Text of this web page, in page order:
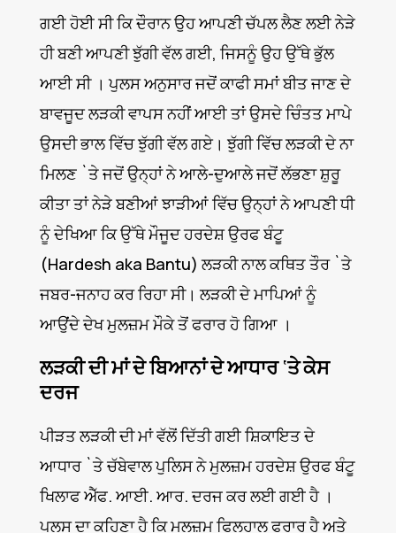
ਗਈ ਹੋਈ ਸੀ ਕਿ ਦੌਰਾਨ ਉਹ ਆਪਣੀ ਚੱਪਲ ਲੈਣ ਲਈ ਨੇੜੇ
ਹੀ ਬਣੀ ਆਪਣੀ ਝੁੱਗੀ ਵੱਲ ਗਈ, ਜਿਸਨੂੰ ਉਹ ਉੱਥੇ ਭੁੱਲ
ਆਈ ਸੀ । ਪੁਲਸ ਅਨੁਸਾਰ ਜਦੋਂ ਕਾਫੀ ਸਮਾਂ ਬੀਤ ਜਾਣ ਦੇ
ਬਾਵਜੂਦ ਲੜਕੀ ਵਾਪਸ ਨਹੀਂ ਆਈ ਤਾਂ ਉਸਦੇ ਚਿੰਤਤ ਮਾਪੇ
ਉਸਦੀ ਭਾਲ ਵਿੱਚ ਝੁੱਗੀ ਵੱਲ ਗਏ। ਝੁੱਗੀ ਵਿੱਚ ਲੜਕੀ ਦੇ ਨਾ
ਮਿਲਣ `ਤੇ ਜਦੋਂ ਉਨ੍ਹਾਂ ਨੇ ਆਲੇ-ਦੁਆਲੇ ਜਦੋਂ ਲੱਭਣਾ ਸ਼ੁਰੂ
ਕੀਤਾ ਤਾਂ ਨੇੜੇ ਬਣੀਆਂ ਝਾੜੀਆਂ ਵਿੱਚ ਉਨ੍ਹਾਂ ਨੇ ਆਪਣੀ ਧੀ
ਨੂੰ ਦੇਖਿਆ ਕਿ ਉੱਥੇ ਮੌਜੂਦ ਹਰਦੇਸ਼ ਉਰਫ ਬੰਟੂ
(Hardesh aka Bantu) ਲੜਕੀ ਨਾਲ ਕਥਿਤ ਤੌਰ `ਤੇ
ਜਬਰ-ਜਨਾਹ ਕਰ ਰਿਹਾ ਸੀ। ਲੜਕੀ ਦੇ ਮਾਪਿਆਂ ਨੂੰ
ਆਉਂਦੇ ਦੇਖ ਮੁਲਜ਼ਮ ਮੌਕੇ ਤੋਂ ਫਰਾਰ ਹੋ ਗਿਆ ।
ਲੜਕੀ ਦੀ ਮਾਂ ਦੇ ਬਿਆਨਾਂ ਦੇ ਆਧਾਰ ‘ਤੇ ਕੇਸ
ਦਰਜ
ਪੀੜਤ ਲੜਕੀ ਦੀ ਮਾਂ ਵੱਲੋਂ ਦਿੱਤੀ ਗਈ ਸ਼ਿਕਾਇਤ ਦੇ
ਆਧਾਰ `ਤੇ ਚੱਬੇਵਾਲ ਪੁਲਿਸ ਨੇ ਮੁਲਜ਼ਮ ਹਰਦੇਸ਼ ਉਰਫ ਬੰਟੂ
ਖਿਲਾਫ ਐੱਫ. ਆਈ. ਆਰ. ਦਰਜ ਕਰ ਲਈ ਗਈ ਹੈ ।
ਪੁਲਸ ਦਾ ਕਹਿਣਾ ਹੈ ਕਿ ਮੁਲਜ਼ਮ ਫਿਲਹਾਲ ਫਰਾਰ ਹੈ ਅਤੇ